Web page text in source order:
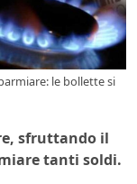
le bollette si
sfruttando il
tanti soldi.